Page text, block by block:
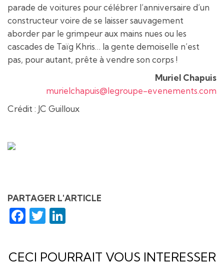
parade de voitures pour célébrer l’anniversaire d’un
constructeur voire de se laisser sauvagement
aborder par le grimpeur aux mains nues ou les
cascades de Taïg Khris… la gente demoiselle n’est
pas, pour autant, prête à vendre son corps !
Muriel Chapuis
murielchapuis@legroupe-evenements.com
Crédit : JC Guilloux
PARTAGER L'ARTICLE
Facebook
Twitter
CECI POURRAIT VOUS INTERESSER